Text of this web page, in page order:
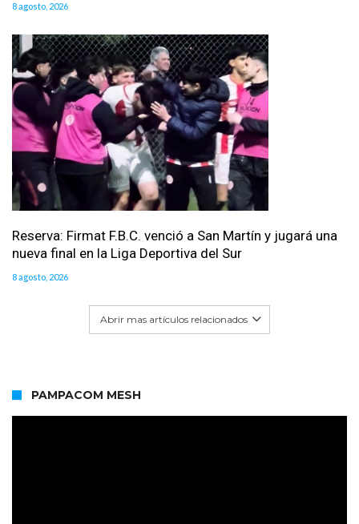
8 agosto, 2026
Reserva: Firmat F.B.C. venció a San Martín y jugará una
nueva final en la Liga Deportiva del Sur
8 agosto, 2026
Abrir mas artículos relacionados
PAMPACOM MESH